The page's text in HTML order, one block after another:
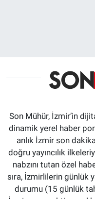
Son Mühür, İzmir’in
dinamik yerel haber
anlık İzmir son
doğru yayıncılık
nabzını tutan özel
sıra, İzmirlilerin günlük
durumu (15 günlük